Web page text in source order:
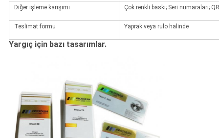
Diğer işleme karışımı Çok renkli baskı; Seri numaraları;
Teslimat formu Yaprak veya rulo halinde
Yargıç için bazı tasarımlar.